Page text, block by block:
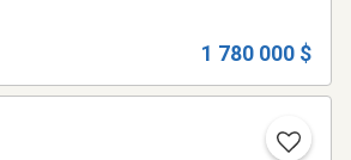
1 780 000 $